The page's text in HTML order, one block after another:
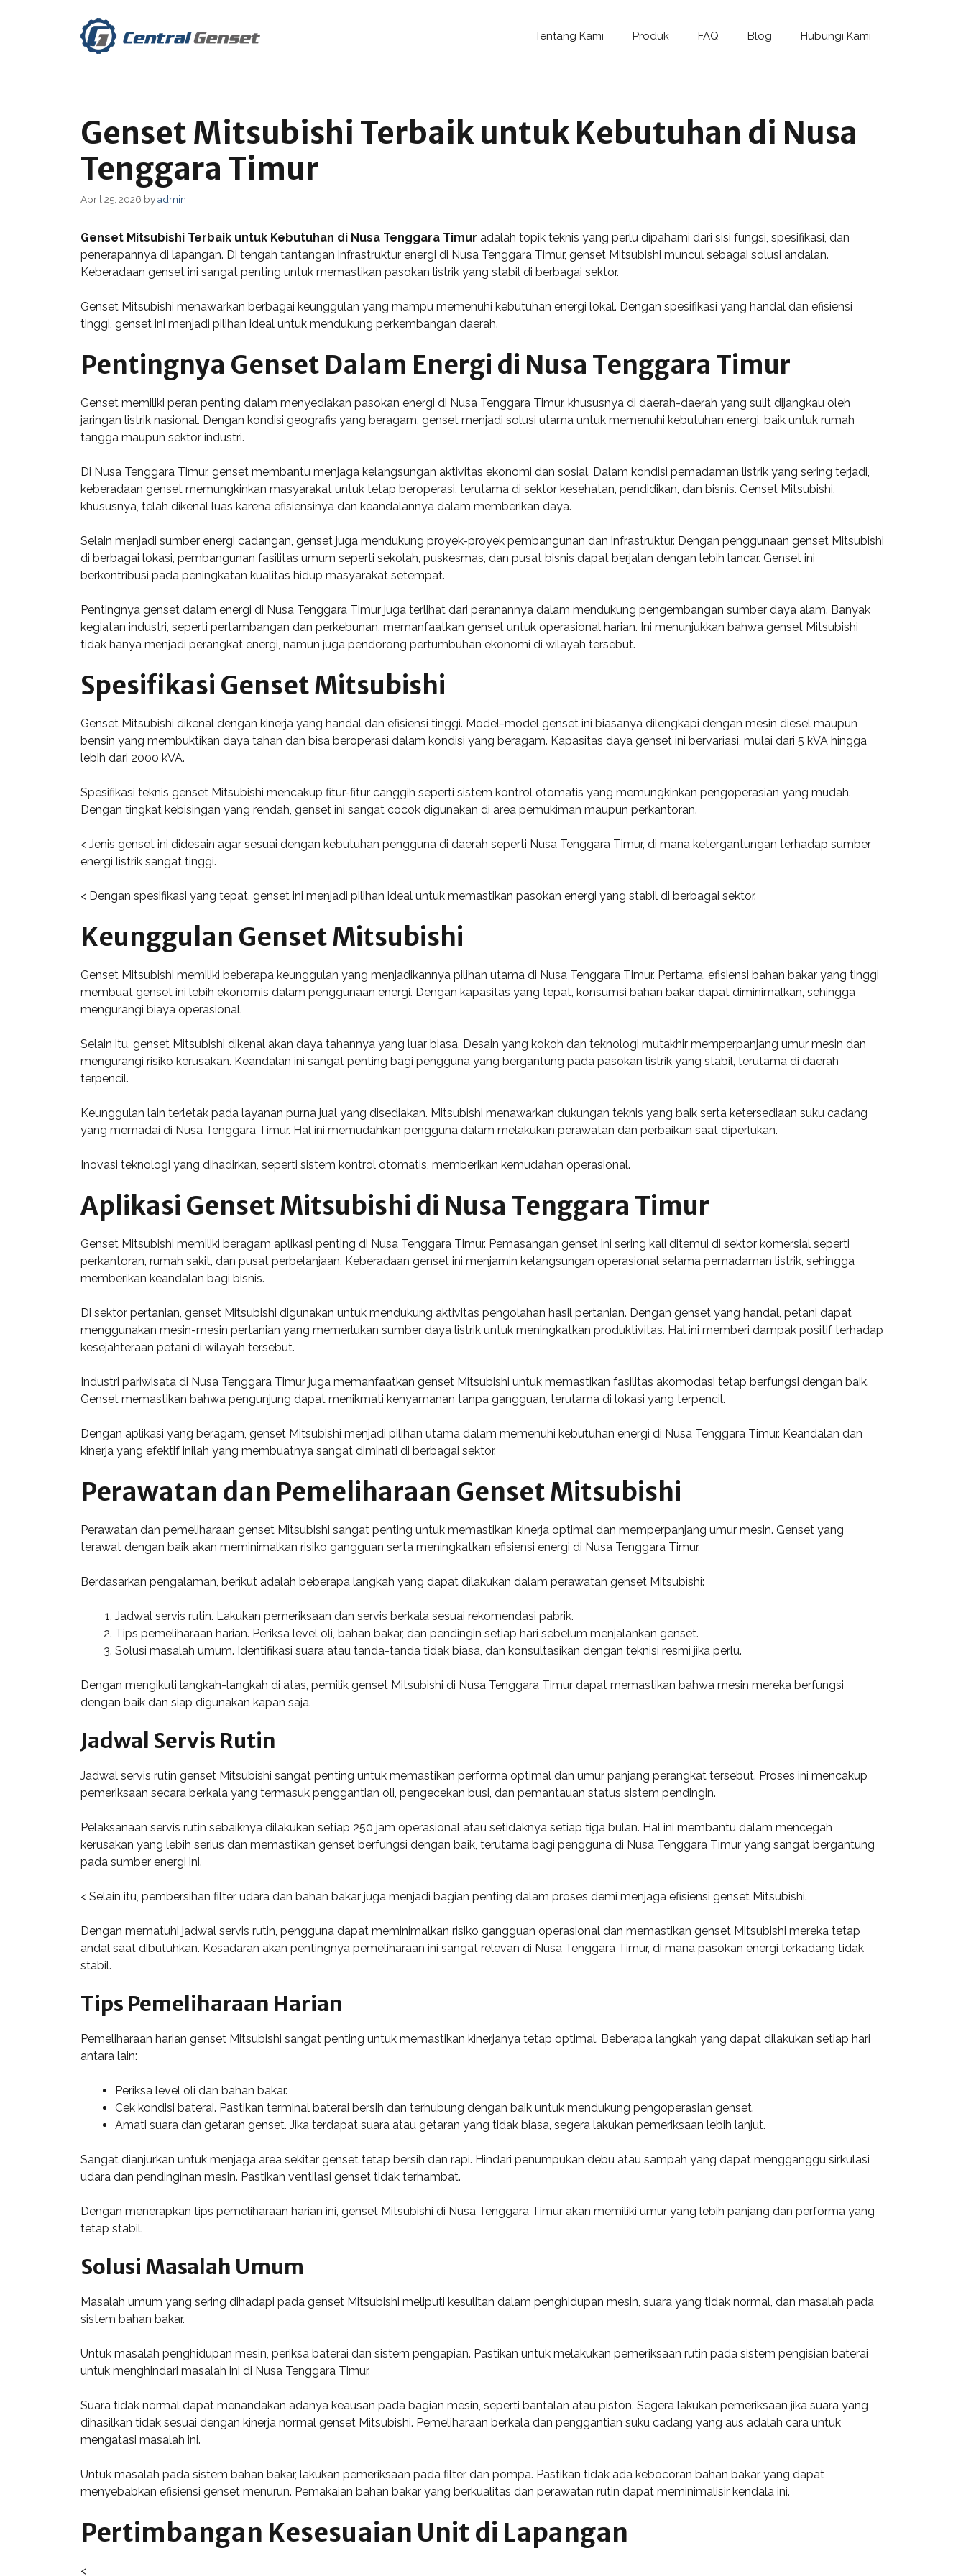
Tentang Kami Produk FAQ Blog Hubungi Kami
Genset Mitsubishi Terbaik untuk Kebutuhan di Nusa
Tenggara Timur
April 25, 2026 byadmin
Genset Mitsubishi Terbaik untuk Kebutuhan di Nusa Tenggara Timur adalah topik teknis yang perlu dipahami dari sisi fungsi, spesifikasi, dan
penerapannya di lapangan. Di tengah tantangan infrastruktur energi di Nusa Tenggara Timur, genset Mitsubishi muncul sebagai solusi andalan.
Keberadaan genset ini sangat penting untuk memastikan pasokan listrik yang stabil di berbagai sektor.
Genset Mitsubishi menawarkan berbagai keunggulan yang mampu memenuhi kebutuhan energi lokal. Dengan spesifikasi yang handal dan efisiensi
tinggi, genset ini menjadi pilihan ideal untuk mendukung perkembangan daerah.
Pentingnya Genset Dalam Energi di Nusa Tenggara Timur
Genset memiliki peran penting dalam menyediakan pasokan energi di Nusa Tenggara Timur, khususnya di daerah-daerah yang sulit dijangkau oleh
jaringan listrik nasional. Dengan kondisi geografis yang beragam, genset menjadi solusi utama untuk memenuhi kebutuhan energi, baik untuk rumah
tangga maupun sektor industri.
Di Nusa Tenggara Timur, genset membantu menjaga kelangsungan aktivitas ekonomi dan sosial. Dalam kondisi pemadaman listrik yang sering terjadi,
keberadaan genset memungkinkan masyarakat untuk tetap beroperasi, terutama di sektor kesehatan, pendidikan, dan bisnis. Genset Mitsubishi,
khususnya, telah dikenal luas karena efisiensinya dan keandalannya dalam memberikan daya.
Selain menjadi sumber energi cadangan, genset juga mendukung proyek-proyek pembangunan dan infrastruktur. Dengan penggunaan genset Mitsubishi
di berbagai lokasi, pembangunan fasilitas umum seperti sekolah, puskesmas, dan pusat bisnis dapat berjalan dengan lebih lancar. Genset ini
berkontribusi pada peningkatan kualitas hidup masyarakat setempat.
Pentingnya genset dalam energi di Nusa Tenggara Timur juga terlihat dari peranannya dalam mendukung pengembangan sumber daya alam. Banyak
kegiatan industri, seperti pertambangan dan perkebunan, memanfaatkan genset untuk operasional harian. Ini menunjukkan bahwa genset Mitsubishi
tidak hanya menjadi perangkat energi, namun juga pendorong pertumbuhan ekonomi di wilayah tersebut.
Spesifikasi Genset Mitsubishi
Genset Mitsubishi dikenal dengan kinerja yang handal dan efisiensi tinggi. Model-model genset ini biasanya dilengkapi dengan mesin diesel maupun
bensin yang membuktikan daya tahan dan bisa beroperasi dalam kondisi yang beragam. Kapasitas daya genset ini bervariasi, mulai dari 5 kVA hingga
lebih dari 2000 kVA.
Spesifikasi teknis genset Mitsubishi mencakup fitur-fitur canggih seperti sistem kontrol otomatis yang memungkinkan pengoperasian yang mudah.
Dengan tingkat kebisingan yang rendah, genset ini sangat cocok digunakan di area pemukiman maupun perkantoran.
< Jenis genset ini didesain agar sesuai dengan kebutuhan pengguna di daerah seperti Nusa Tenggara Timur, di mana ketergantungan terhadap sumber
energi listrik sangat tinggi.
< Dengan spesifikasi yang tepat, genset ini menjadi pilihan ideal untuk memastikan pasokan energi yang stabil di berbagai sektor.
Keunggulan Genset Mitsubishi
Genset Mitsubishi memiliki beberapa keunggulan yang menjadikannya pilihan utama di Nusa Tenggara Timur. Pertama, efisiensi bahan bakar yang tinggi
membuat genset ini lebih ekonomis dalam penggunaan energi. Dengan kapasitas yang tepat, konsumsi bahan bakar dapat diminimalkan, sehingga
mengurangi biaya operasional.
Selain itu, genset Mitsubishi dikenal akan daya tahannya yang luar biasa. Desain yang kokoh dan teknologi mutakhir memperpanjang umur mesin dan
mengurangi risiko kerusakan. Keandalan ini sangat penting bagi pengguna yang bergantung pada pasokan listrik yang stabil, terutama di daerah
terpencil.
Keunggulan lain terletak pada layanan purna jual yang disediakan. Mitsubishi menawarkan dukungan teknis yang baik serta ketersediaan suku cadang
yang memadai di Nusa Tenggara Timur. Hal ini memudahkan pengguna dalam melakukan perawatan dan perbaikan saat diperlukan.
Inovasi teknologi yang dihadirkan, seperti sistem kontrol otomatis, memberikan kemudahan operasional.
Aplikasi Genset Mitsubishi di Nusa Tenggara Timur
Genset Mitsubishi memiliki beragam aplikasi penting di Nusa Tenggara Timur. Pemasangan genset ini sering kali ditemui di sektor komersial seperti
perkantoran, rumah sakit, dan pusat perbelanjaan. Keberadaan genset ini menjamin kelangsungan operasional selama pemadaman listrik, sehingga
memberikan keandalan bagi bisnis.
Di sektor pertanian, genset Mitsubishi digunakan untuk mendukung aktivitas pengolahan hasil pertanian. Dengan genset yang handal, petani dapat
menggunakan mesin-mesin pertanian yang memerlukan sumber daya listrik untuk meningkatkan produktivitas. Hal ini memberi dampak positif terhadap
kesejahteraan petani di wilayah tersebut.
Industri pariwisata di Nusa Tenggara Timur juga memanfaatkan genset Mitsubishi untuk memastikan fasilitas akomodasi tetap berfungsi dengan baik.
Genset memastikan bahwa pengunjung dapat menikmati kenyamanan tanpa gangguan, terutama di lokasi yang terpencil.
Dengan aplikasi yang beragam, genset Mitsubishi menjadi pilihan utama dalam memenuhi kebutuhan energi di Nusa Tenggara Timur. Keandalan dan
kinerja yang efektif inilah yang membuatnya sangat diminati di berbagai sektor.
Perawatan dan Pemeliharaan Genset Mitsubishi
Perawatan dan pemeliharaan genset Mitsubishi sangat penting untuk memastikan kinerja optimal dan memperpanjang umur mesin. Genset yang
terawat dengan baik akan meminimalkan risiko gangguan serta meningkatkan efisiensi energi di Nusa Tenggara Timur.
Berdasarkan pengalaman, berikut adalah beberapa langkah yang dapat dilakukan dalam perawatan genset Mitsubishi:
Jadwal servis rutin. Lakukan pemeriksaan dan servis berkala sesuai rekomendasi pabrik.
Tips pemeliharaan harian. Periksa level oli, bahan bakar, dan pendingin setiap hari sebelum menjalankan genset.
Solusi masalah umum. Identifikasi suara atau tanda-tanda tidak biasa, dan konsultasikan dengan teknisi resmi jika perlu.
Dengan mengikuti langkah-langkah di atas, pemilik genset Mitsubishi di Nusa Tenggara Timur dapat memastikan bahwa mesin mereka berfungsi
dengan baik dan siap digunakan kapan saja.
Jadwal Servis Rutin
Jadwal servis rutin genset Mitsubishi sangat penting untuk memastikan performa optimal dan umur panjang perangkat tersebut. Proses ini mencakup
pemeriksaan secara berkala yang termasuk penggantian oli, pengecekan busi, dan pemantauan status sistem pendingin.
Pelaksanaan servis rutin sebaiknya dilakukan setiap 250 jam operasional atau setidaknya setiap tiga bulan. Hal ini membantu dalam mencegah
kerusakan yang lebih serius dan memastikan genset berfungsi dengan baik, terutama bagi pengguna di Nusa Tenggara Timur yang sangat bergantung
pada sumber energi ini.
< Selain itu, pembersihan filter udara dan bahan bakar juga menjadi bagian penting dalam proses demi menjaga efisiensi genset Mitsubishi.
Dengan mematuhi jadwal servis rutin, pengguna dapat meminimalkan risiko gangguan operasional dan memastikan genset Mitsubishi mereka tetap
andal saat dibutuhkan. Kesadaran akan pentingnya pemeliharaan ini sangat relevan di Nusa Tenggara Timur, di mana pasokan energi terkadang tidak
stabil.
Tips Pemeliharaan Harian
Pemeliharaan harian genset Mitsubishi sangat penting untuk memastikan kinerjanya tetap optimal. Beberapa langkah yang dapat dilakukan setiap hari
antara lain:
Periksa level oli dan bahan bakar.
Cek kondisi baterai. Pastikan terminal baterai bersih dan terhubung dengan baik untuk mendukung pengoperasian genset.
Amati suara dan getaran genset. Jika terdapat suara atau getaran yang tidak biasa, segera lakukan pemeriksaan lebih lanjut.
Sangat dianjurkan untuk menjaga area sekitar genset tetap bersih dan rapi. Hindari penumpukan debu atau sampah yang dapat mengganggu sirkulasi
udara dan pendinginan mesin. Pastikan ventilasi genset tidak terhambat.
Dengan menerapkan tips pemeliharaan harian ini, genset Mitsubishi di Nusa Tenggara Timur akan memiliki umur yang lebih panjang dan performa yang
tetap stabil.
Solusi Masalah Umum
Masalah umum yang sering dihadapi pada genset Mitsubishi meliputi kesulitan dalam penghidupan mesin, suara yang tidak normal, dan masalah pada
sistem bahan bakar.
Untuk masalah penghidupan mesin, periksa baterai dan sistem pengapian. Pastikan untuk melakukan pemeriksaan rutin pada sistem pengisian baterai
untuk menghindari masalah ini di Nusa Tenggara Timur.
Suara tidak normal dapat menandakan adanya keausan pada bagian mesin, seperti bantalan atau piston. Segera lakukan pemeriksaan jika suara yang
dihasilkan tidak sesuai dengan kinerja normal genset Mitsubishi. Pemeliharaan berkala dan penggantian suku cadang yang aus adalah cara untuk
mengatasi masalah ini.
Untuk masalah pada sistem bahan bakar, lakukan pemeriksaan pada filter dan pompa. Pastikan tidak ada kebocoran bahan bakar yang dapat
menyebabkan efisiensi genset menurun. Pemakaian bahan bakar yang berkualitas dan perawatan rutin dapat meminimalisir kendala ini.
Pertimbangan Kesesuaian Unit di Lapangan
<